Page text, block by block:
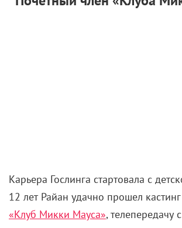
Карьера Гослинга стартовала с
12 лет Райан удачно прошел
«Клуб Микки Мауса», телепередачу